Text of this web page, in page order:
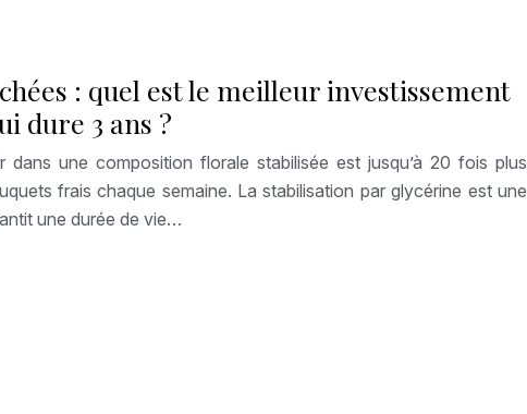
: quel est le meilleur investissement
dure 3 ans ?
une composition florale stabilisée est jusqu’à 20 fois plus
frais chaque semaine. La stabilisation par glycérine est une
une durée de vie…